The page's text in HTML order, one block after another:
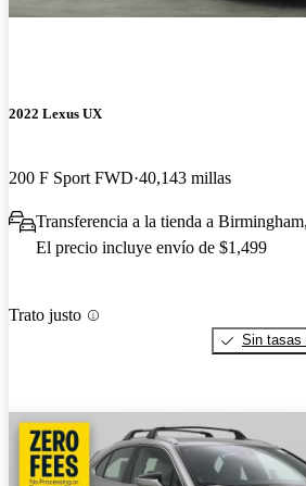
2022 Lexus UX
200 F Sport FWD 40,143 millas
Transferencia a la tienda a
El precio incluye envío de $1,499
Trato justo
Sin tasas